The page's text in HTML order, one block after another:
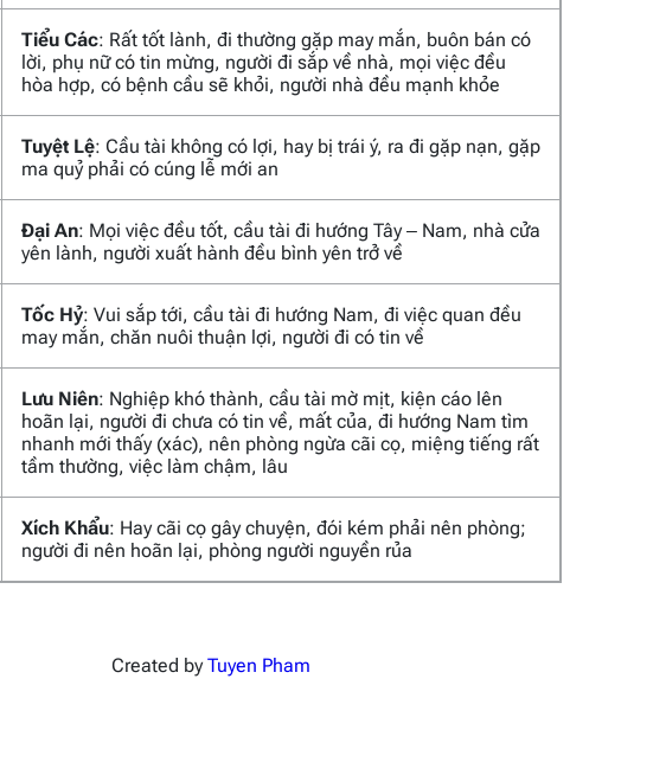
Tiểu Các: Rất tốt lành, đi thường gặp may mắn, buôn bán có
lời, phụ nữ có tin mừng, người đi sắp về nhà, mọi việc đều
hòa hợp, có bệnh cầu sẽ khỏi, người nhà đều mạnh khỏe
Tuyệt Lệ: Cầu tài không có lợi, hay bị trái ý, ra đi gặp nạn, gặp
ma quỷ phải có cúng lễ mới an
Đại An: Mọi việc đều tốt, cầu tài đi hướng Tây – Nam, nhà cửa
yên lành, người xuất hành đều bình yên trở về
Tốc Hỷ: Vui sắp tới, cầu tài đi hướng Nam, đi việc quan đều
may mắn, chăn nuôi thuận lợi, người đi có tin về
Lưu Niên: Nghiệp khó thành, cầu tài mờ mịt, kiện cáo lên
hoãn lại, người đi chưa có tin về, mất của, đi hướng Nam tìm
nhanh mới thấy (xác), nên phòng ngừa cãi cọ, miệng tiếng rất
tầm thường, việc làm chậm, lâu
Xích Khẩu: Hay cãi cọ gây chuyện, đói kém phải nên phòng;
người đi nên hoãn lại, phòng người nguyền rủa
Created byTuyen Pham